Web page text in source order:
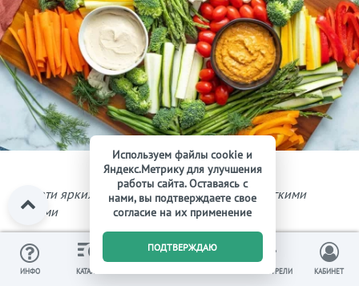
Ассорти ярких свежих овощей подавайте с лёгкими
соусами
Уместен будет и лёгкий салат с заправкой из оливкового
масла и трав. Майонез – слишком калорийный соус, лучше
ИНФО КАТАЛОГ
0
ВЫ СМОТРЕЛИ КАБИНЕТ
Используем файлы cookie и
Яндекс.Метрику для улучшения
работы сайта. Оставаясь с
нами, вы подтверждаете свое
согласие на их применение
ПОДТВЕРЖДАЮ